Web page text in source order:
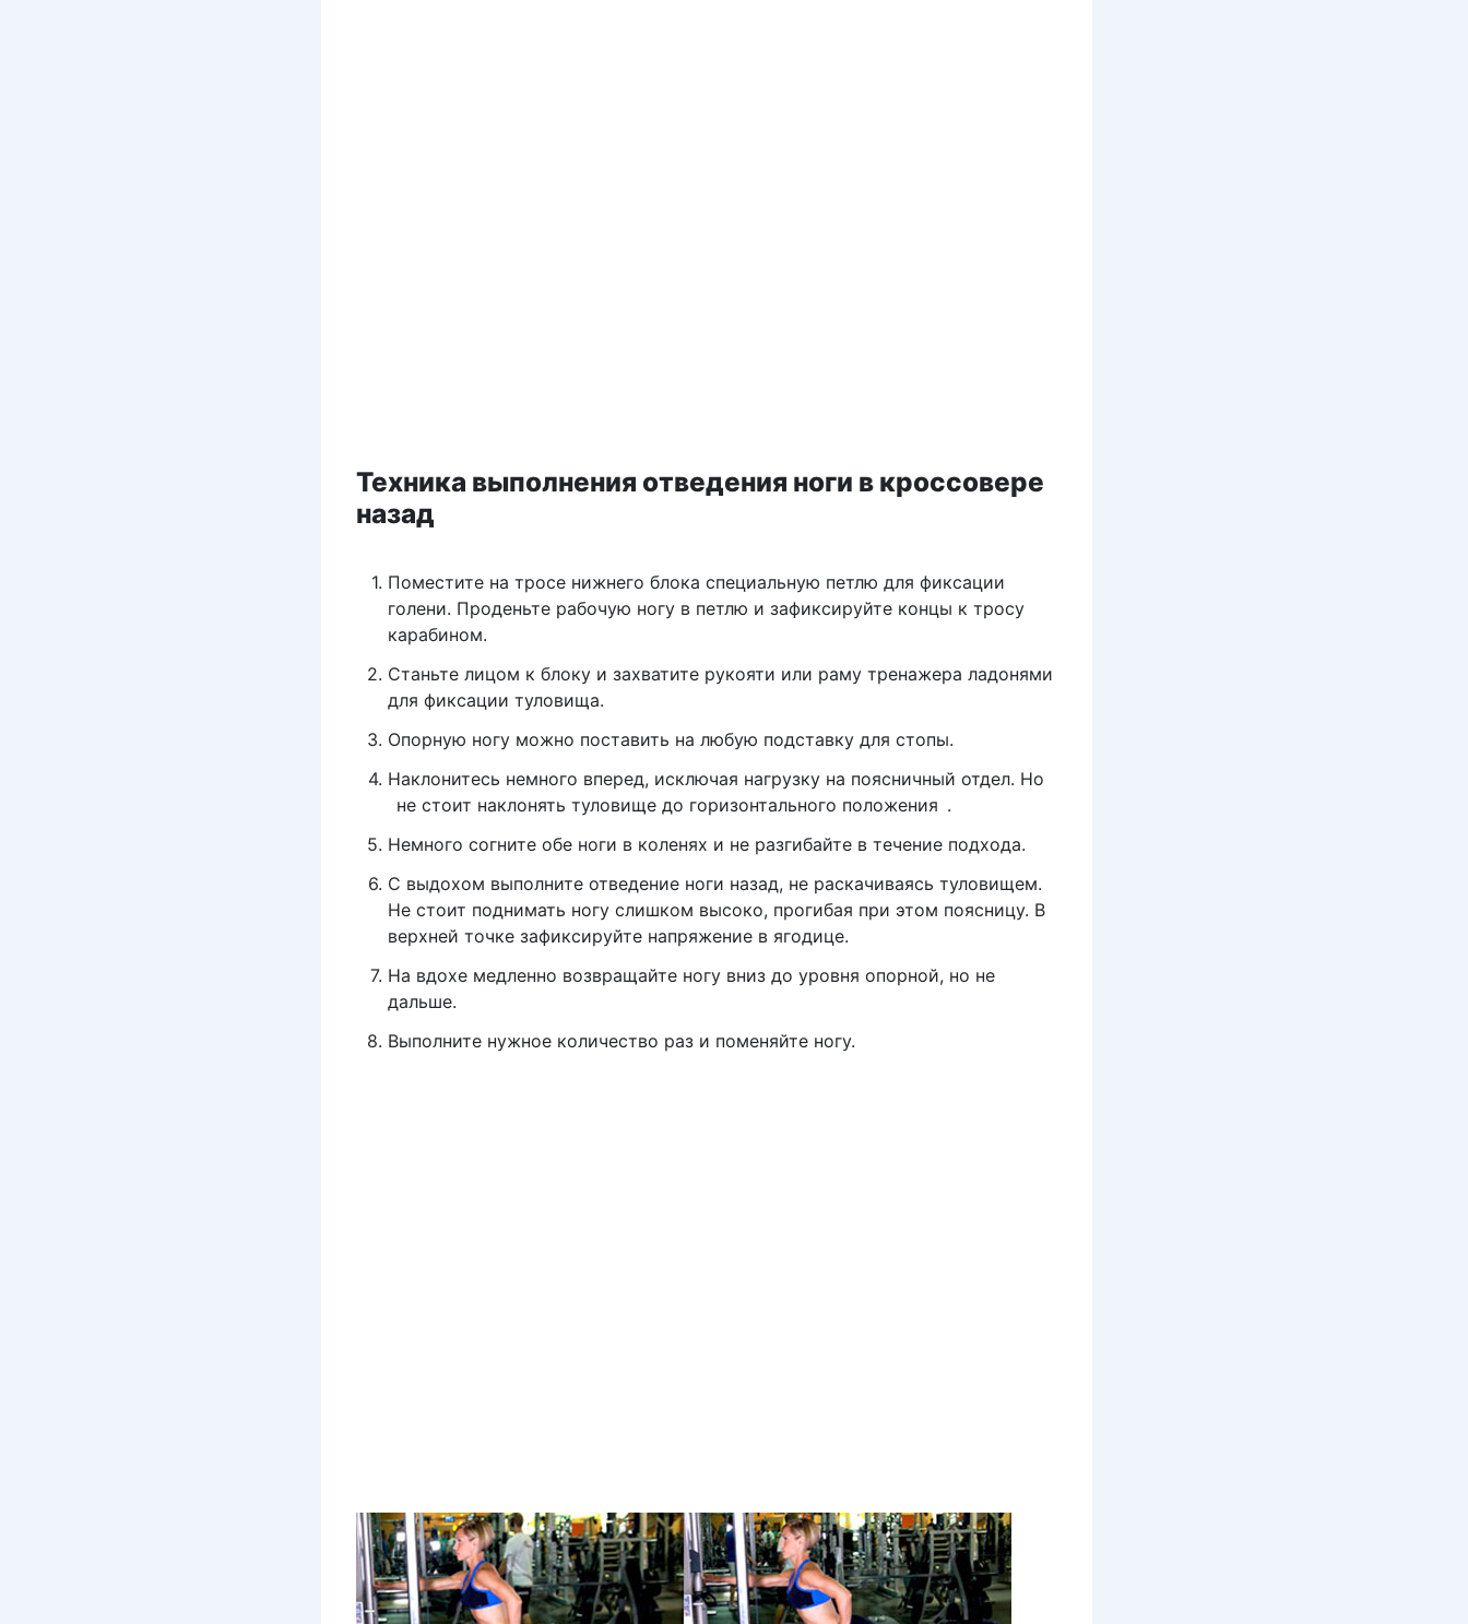
Техника выполнения отведения ноги в кроссовере
назад
Поместите на тросе нижнего блока специальную петлю для фиксации
голени. Проденьте рабочую ногу в петлю и зафиксируйте концы к тросу
карабином.
Станьте лицом к блоку и захватите рукояти или раму тренажера ладонями
для фиксации туловища.
Опорную ногу можно поставить на любую подставку для стопы.
Наклонитесь немного вперед, исключая нагрузку на поясничный отдел. Но
не стоит наклонять туловище до горизонтального положения .
Немного согните обе ноги в коленях и не разгибайте в течение подхода.
С выдохом выполните отведение ноги назад, не раскачиваясь туловищем.
Не стоит поднимать ногу слишком высоко, прогибая при этом поясницу. В
верхней точке зафиксируйте напряжение в ягодице.
На вдохе медленно возвращайте ногу вниз до уровня опорной, но не
дальше.
Выполните нужное количество раз и поменяйте ногу.